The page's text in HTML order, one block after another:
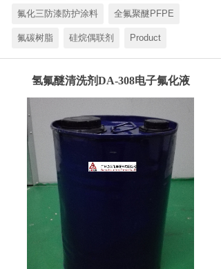
氟化三防漆防护涂料 全氟聚醚PFPE
氟碳树脂 硅烷偶联剂 Product
氢氟醚清洗剂DA-308电子氟化液